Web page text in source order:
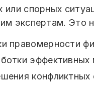
или спорных
экспертам. Это
правомерности
конфликтных